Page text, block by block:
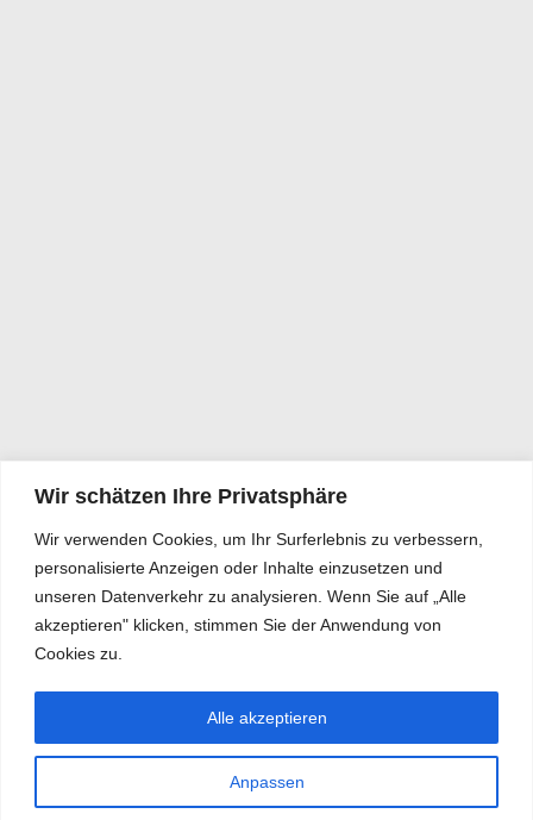
Wir schätzen Ihre Privatsphäre
Wir verwenden Cookies, um Ihr Surferlebnis zu verbessern,
personalisierte Anzeigen oder Inhalte einzusetzen und
unseren Datenverkehr zu analysieren. Wenn Sie auf „Alle
akzeptieren" klicken, stimmen Sie der Anwendung von
Cookies zu.
Anpassen
Alle akzeptieren